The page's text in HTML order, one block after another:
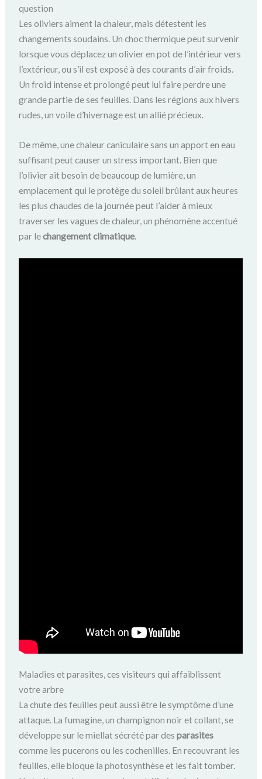
question
Les oliviers aiment la chaleur, mais détestent les
changements soudains. Un choc thermique peut survenir
lorsque vous déplacez un olivier en pot de l’intérieur vers
l’extérieur, ou s’il est exposé à des courants d’air froids.
Un froid intense et prolongé peut lui faire perdre une
grande partie de ses feuilles. Dans les régions aux hivers
rudes, un voile d’hivernage est un allié précieux.
De même, une chaleur caniculaire sans un apport en eau
suffisant peut causer un stress important. Bien que
l’olivier ait besoin de beaucoup de lumière, un
emplacement qui le protège du soleil brûlant aux heures
les plus chaudes de la journée peut l’aider à mieux
traverser les vagues de chaleur, un phénomène accentué
par lechangement climatique.
Maladies et parasites, ces visiteurs qui affaiblissent
votre arbre
La chute des feuilles peut aussi être le symptôme d’une
attaque. La fumagine, un champignon noir et collant, se
développe sur le miellat sécrété par desparasites
comme les pucerons ou les cochenilles. En recouvrant les
feuilles, elle bloque la photosynthèse et les fait tomber.